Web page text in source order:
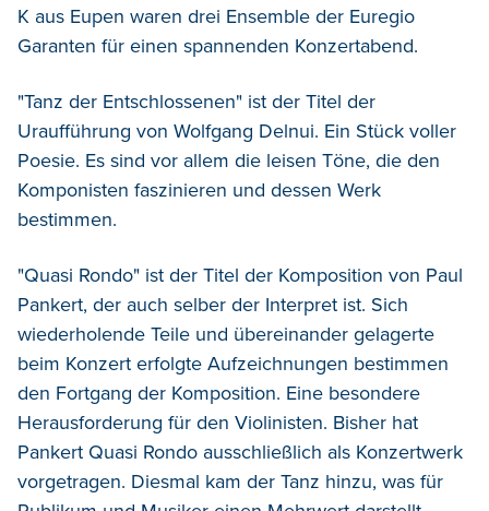
K aus Eupen waren drei Ensemble der Euregio
Garanten für einen spannenden Konzertabend.
"Tanz der Entschlossenen" ist der Titel der
Uraufführung von Wolfgang Delnui. Ein Stück voller
Poesie. Es sind vor allem die leisen Töne, die den
Komponisten faszinieren und dessen Werk
bestimmen.
"Quasi Rondo" ist der Titel der Komposition von Paul
Pankert, der auch selber der Interpret ist. Sich
wiederholende Teile und übereinander gelagerte
beim Konzert erfolgte Aufzeichnungen bestimmen
den Fortgang der Komposition. Eine besondere
Herausforderung für den Violinisten. Bisher hat
Pankert Quasi Rondo ausschließlich als Konzertwerk
vorgetragen. Diesmal kam der Tanz hinzu, was für